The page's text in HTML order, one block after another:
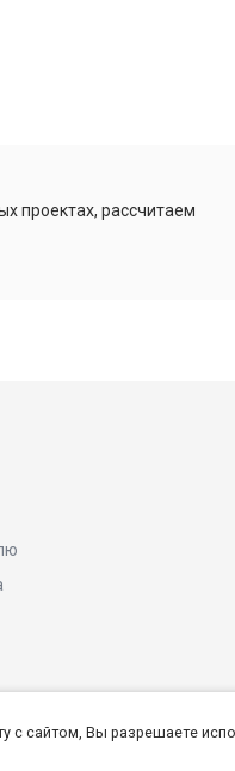
проектах, рассчитаем
с сайтом, Вы разрешаете